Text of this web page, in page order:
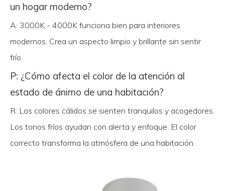
un hogar moderno?
A: 3000K - 4000K funciona bien para interiores
modernos. Crea un aspecto limpio y brillante sin sentir
frío.
P: ¿Cómo afecta el color de la atención al
estado de ánimo de una habitación?
R: Los colores cálidos se sienten tranquilos y acogedores.
Los tonos fríos ayudan con alerta y enfoque. El color
correcto transforma la atmósfera de una habitación.